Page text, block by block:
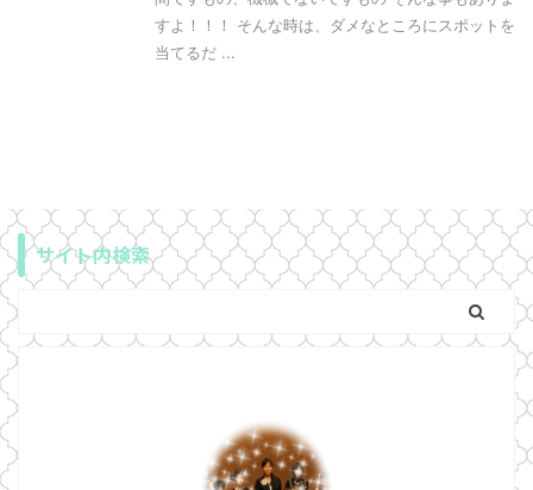
すよ！！！ そんな時は、ダメなところにスポットを
当てるだ ...
サイト内検索